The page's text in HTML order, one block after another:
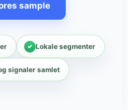
sample
Lokale segmenter
signaler samlet